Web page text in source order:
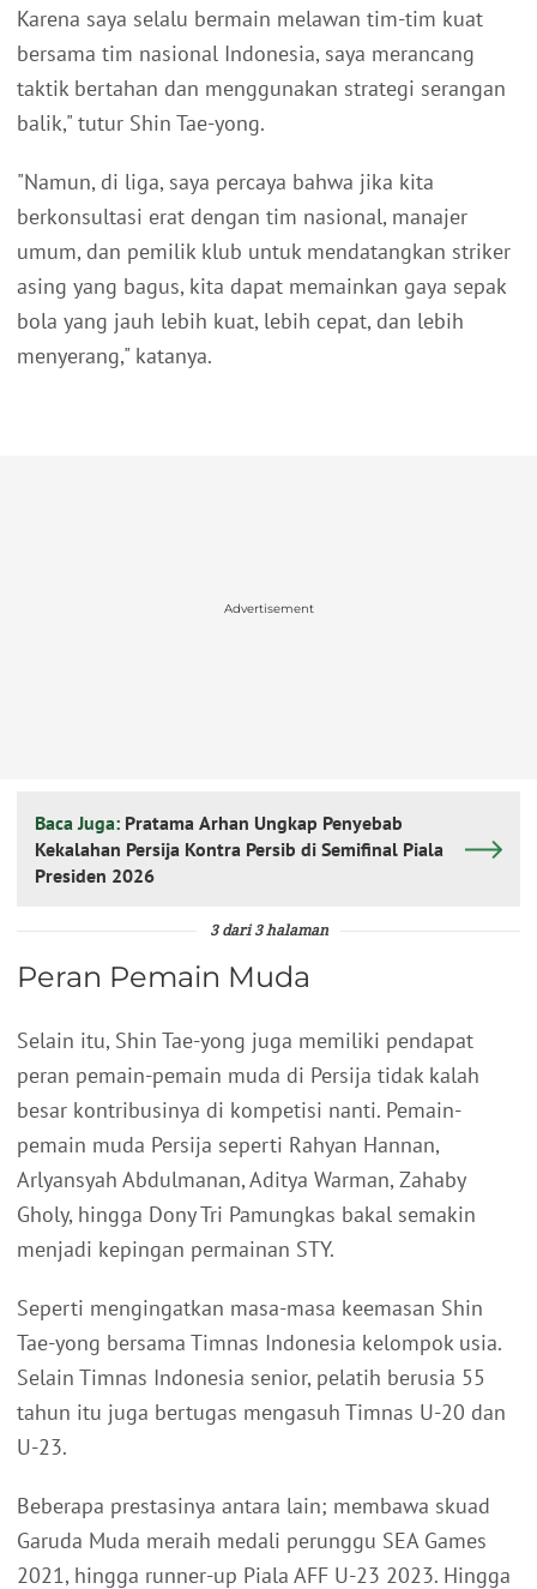
Karena saya selalu bermain melawan tim-tim kuat
bersama tim nasional Indonesia, saya merancang
taktik bertahan dan menggunakan strategi serangan
balik," tutur Shin Tae-yong.
"Namun, di liga, saya percaya bahwa jika kita
berkonsultasi erat dengan tim nasional, manajer
umum, dan pemilik klub untuk mendatangkan striker
asing yang bagus, kita dapat memainkan gaya sepak
bola yang jauh lebih kuat, lebih cepat, dan lebih
menyerang," katanya.
Advertisement
Baca Juga: Pratama Arhan Ungkap Penyebab
Kekalahan Persija Kontra Persib di Semifinal Piala
Presiden 2026
3 dari 3 halaman
Peran Pemain Muda
Selain itu, Shin Tae-yong juga memiliki pendapat
peran pemain-pemain muda di Persija tidak kalah
besar kontribusinya di kompetisi nanti. Pemain-
pemain muda Persija seperti Rahyan Hannan,
Arlyansyah Abdulmanan, Aditya Warman, Zahaby
Gholy, hingga Dony Tri Pamungkas bakal semakin
menjadi kepingan permainan STY.
Seperti mengingatkan masa-masa keemasan Shin
Tae-yong bersama Timnas Indonesia kelompok usia.
Selain Timnas Indonesia senior, pelatih berusia 55
tahun itu juga bertugas mengasuh Timnas U-20 dan
U-23.
Beberapa prestasinya antara lain; membawa skuad
Garuda Muda meraih medali perunggu SEA Games
2021, hingga runner-up Piala AFF U-23 2023. Hingga